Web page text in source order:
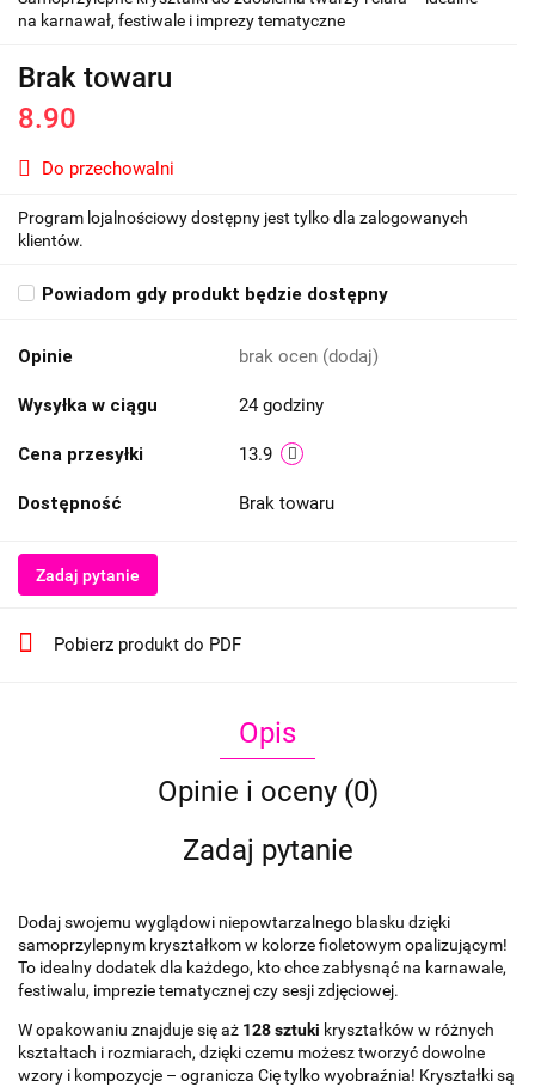
na karnawał, festiwale i imprezy tematyczne
Brak towaru
8.90
Do przechowalni
Program lojalnościowy dostępny jest tylko dla zalogowanych
klientów.
Powiadom gdy produkt będzie dostępny
Opinie brak ocen (dodaj)
Wysyłka w ciągu 24 godziny
Cena przesyłki 13.9
Dostępność Brak towaru
Zadaj pytanie
Pobierz produkt do PDF
Opis
Opinie i oceny (0)
Zadaj pytanie
Dodaj swojemu wyglądowi niepowtarzalnego blasku dzięki
samoprzylepnym kryształkom w kolorze fioletowym opalizującym!
To idealny dodatek dla każdego, kto chce zabłysnąć na karnawale,
festiwalu, imprezie tematycznej czy sesji zdjęciowej.
W opakowaniu znajduje się aż 128 sztuki kryształków w różnych
kształtach i rozmiarach, dzięki czemu możesz tworzyć dowolne
wzory i kompozycje – ogranicza Cię tylko wyobraźnia! Kryształki są